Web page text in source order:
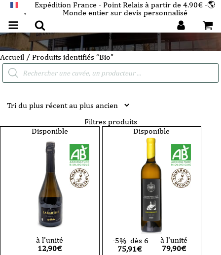
▼
Expédition France - Point Relais à partir de 4.90€ -🌎
Monde entier sur devis personnalisé
Bio
Accueil / Produits identifiés “Bio”
Recherche
Filtres produits
Disponible
à l'unité
12,90€
Disponible
-5% dès 6
75,91€
à l'unité
79,90€